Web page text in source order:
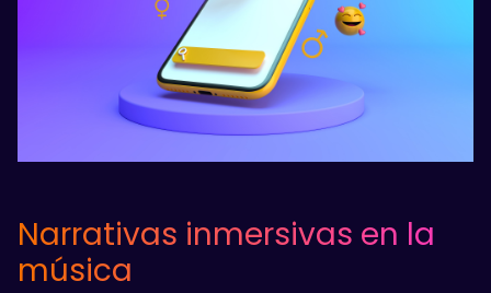
Narrativas inmersivas en la
música